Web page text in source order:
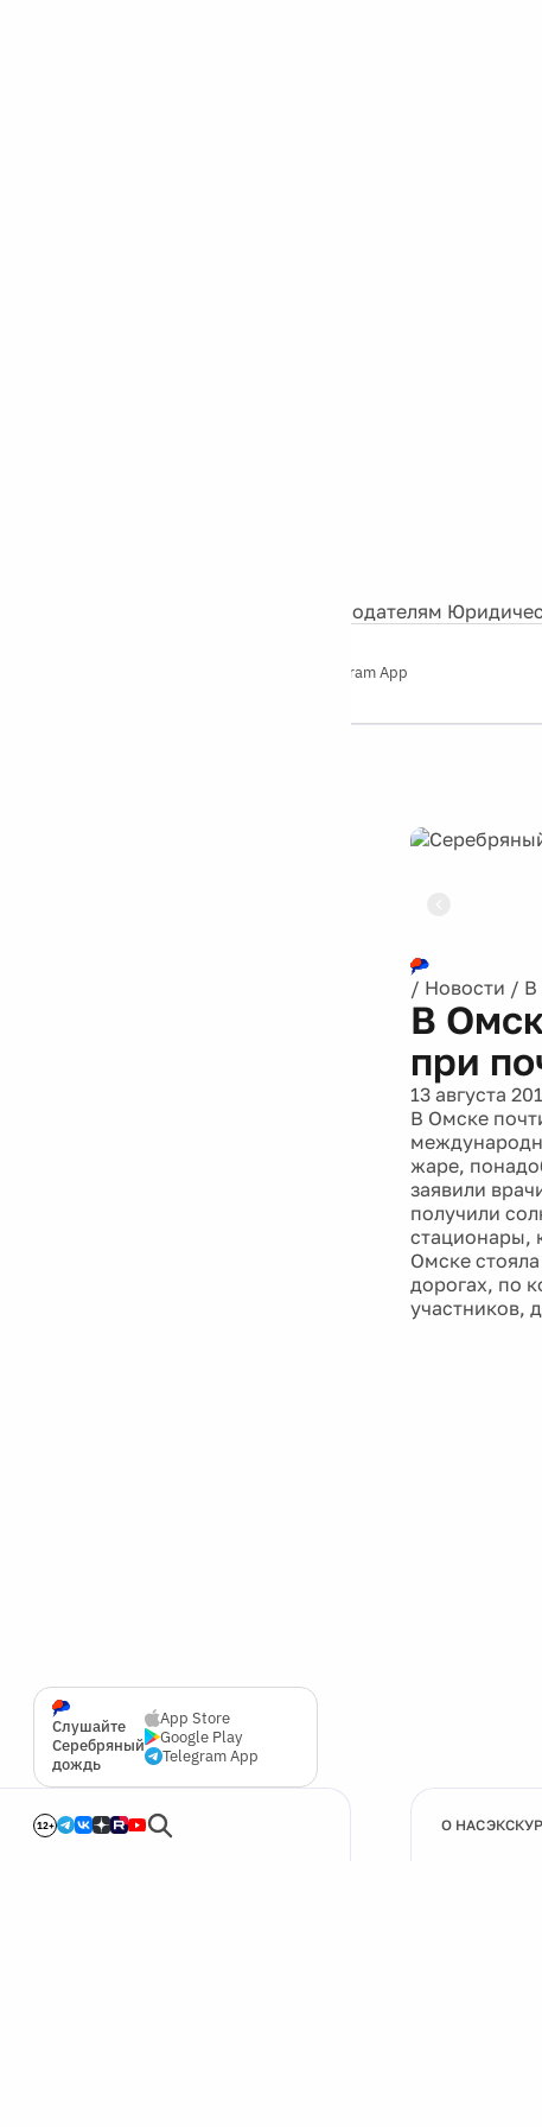
Рекламодателям
Telegram App
Слушайте
Серебряный
дождь
App Store
Google Play
Telegram App
12+
/ Новости / В
В
при
13 августа
В Омске
жаре,
заявили
получили
стационары,
Омске
дорогах, по
участников,
О НАС